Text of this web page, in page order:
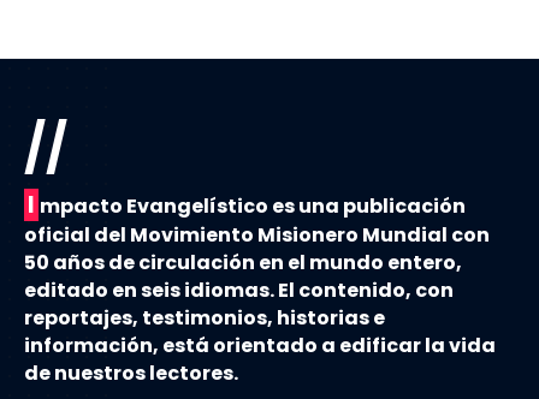
//
I mpacto Evangelístico es una publicación
oficial del Movimiento Misionero Mundial con
50 años de circulación en el mundo entero,
editado en seis idiomas. El contenido, con
reportajes, testimonios, historias e
información, está orientado a edificar la vida
de nuestros lectores.